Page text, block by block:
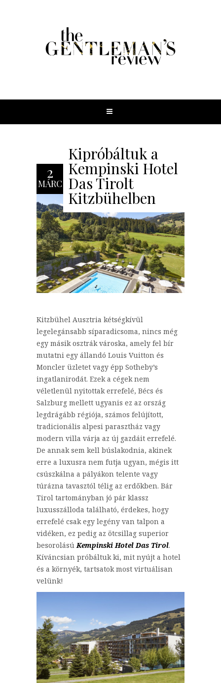
2
MÁRC
Kipróbáltuk a
Kempinski Hotel
Das Tirolt
Kitzbühelben
Kitzbühel Ausztria kétségkívül
legelegánsabb síparadicsoma, nincs még
egy másik osztrák városka, amely fel bír
mutatni egy állandó Louis Vuitton és
Moncler üzletet vagy épp Sotheby’s
ingatlanirodát. Ezek a cégek nem
véletlenül nyitottak errefelé, Bécs és
Salzburg mellett ugyanis ez az ország
legdrágább régiója, számos felújított,
tradicionális alpesi parasztház vagy
modern villa várja az új gazdáit errefelé.
De annak sem kell búslakodnia, akinek
erre a luxusra nem futja ugyan, mégis itt
csúszkálna a pályákon telente vagy
túrázna tavasztól télig az erdőkben. Bár
Tirol tartományban jó pár klassz
luxusszálloda található, érdekes, hogy
errefelé csak egy legény van talpon a
vidéken, ez pedig az ötcsillag superior
besorolásúKempinski Hotel Das Tirol.
Kíváncsian próbáltuk ki, mit nyújt a hotel
és a környék, tartsatok most virtuálisan
velünk!